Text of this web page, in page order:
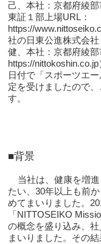
己、本社：京都府綾部
東証１部上場URL：
https://
社の日東公進株式会
健、本社：京都府綾部
https://
日付で「スポーツエ
定を受けましたので
す。
■背景
当社は、健康を増
たい、30年以上も前
めてまいりました。
「NITTOSEIKO
の概念を盛り込み、
まいりました。その